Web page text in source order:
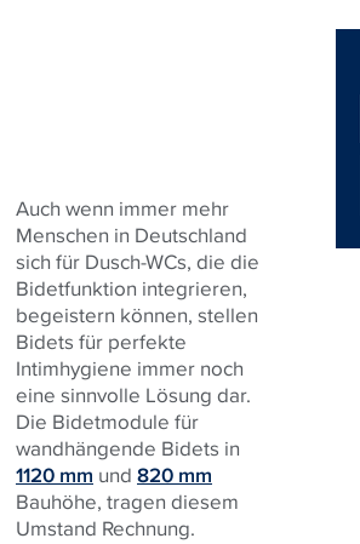
Auch wenn immer mehr
Menschen in Deutschland
sich für Dusch-WCs, die die
Bidetfunktion integrieren,
begeistern können, stellen
Bidets für perfekte
Intimhygiene immer noch
eine sinnvolle Lösung dar.
Die Bidetmodule für
wandhängende Bidets in
1120 mm und 820 mm
Bauhöhe, tragen diesem
Umstand Rechnung.